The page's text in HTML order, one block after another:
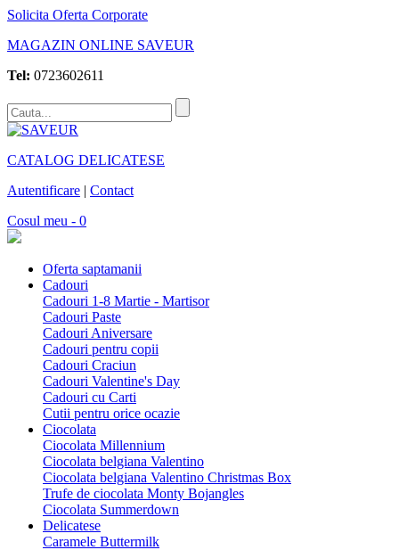
Solicita Oferta Corporate
MAGAZIN ONLINE SAVEUR
Tel: 0723602611
CATALOG DELICATESE
Autentificare | Contact
Cosul meu - 0
Oferta saptamanii
Cadouri
Cadouri 1-8 Martie - Martisor
Cadouri Paste
Cadouri Aniversare
Cadouri pentru copii
Cadouri Craciun
Cadouri Valentine's Day
Cadouri cu Carti
Cutii pentru orice ocazie
Ciocolata
Ciocolata Millennium
Ciocolata belgiana Valentino
Ciocolata belgiana Valentino Christmas Box
Trufe de ciocolata Monty Bojangles
Ciocolata Summerdown
Delicatese
Caramele Buttermilk